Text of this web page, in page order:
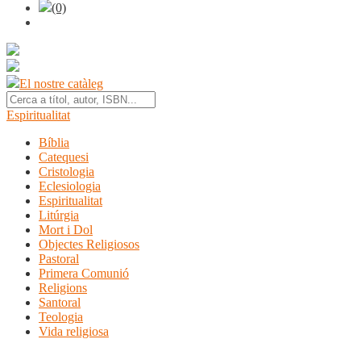
(0)
El nostre catàleg
Espiritualitat
Bíblia
Catequesi
Cristologia
Eclesiologia
Espiritualitat
Litúrgia
Mort i Dol
Objectes Religiosos
Pastoral
Primera Comunió
Religions
Santoral
Teologia
Vida religiosa